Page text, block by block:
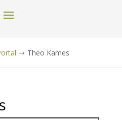
$ Theo Kames